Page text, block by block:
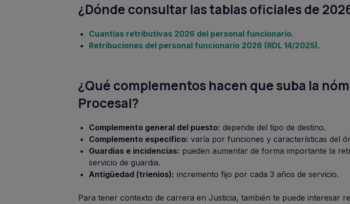
¿Dónde consultar las tablas oficiales de
Cuantías retributivas 2026 del personal funcionario.
Retribuciones del personal funcionario 2026 (RDL 14/2025).
¿Qué complementos hacen que suba la
Procesal?
Complemento general del puesto: depende del tipo de destino.
Complemento específico: varía por funciones y características del
Guardias e incidencias: pueden aumentar de forma importante la
servicio de guardia.
Antigüedad (trienios): incremento fijo por cada 3 años de servicio.
Para tener contexto de carrera en Justicia, también te puede interesar